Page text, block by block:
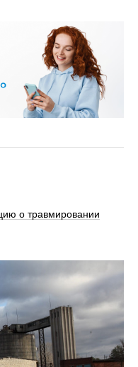
о травмировании